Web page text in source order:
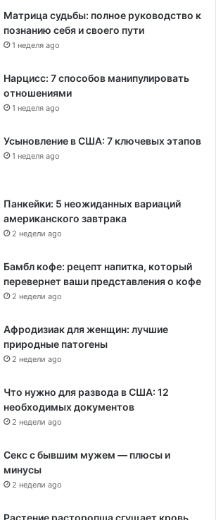
Матрица судьбы: полное руководство к
познанию себя и своего пути
1 неделя ago
Нарцисс: 7 способов манипулировать
отношениями
1 неделя ago
Усыновление в США: 7 ключевых этапов
1 неделя ago
Панкейки: 5 неожиданных вариаций
американского завтрака
2 недели ago
Бамбл кофе: рецепт напитка, который
перевернет ваши представления о кофе
2 недели ago
Афродизиак для женщин: лучшие
природные патогены
2 недели ago
Что нужно для развода в США: 12
необходимых документов
2 недели ago
Секс с бывшим мужем — плюсы и
минусы
2 недели ago